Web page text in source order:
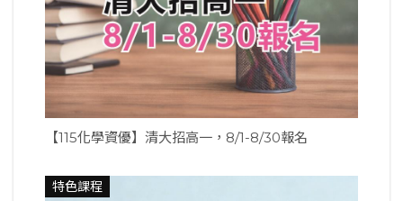
【115化學資優】清大招高一，8/1-8/30報名
特色課程